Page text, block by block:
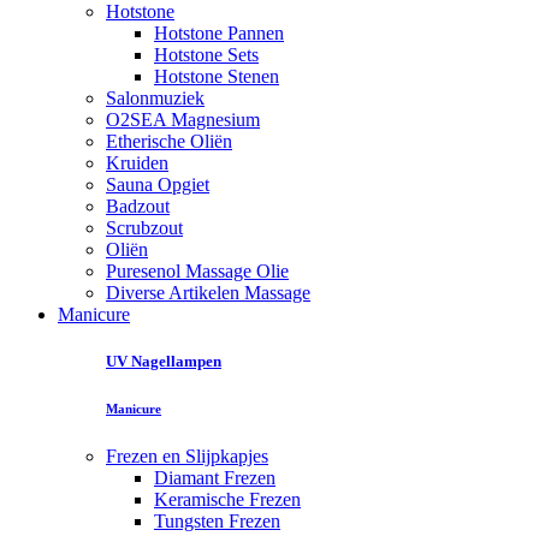
Hotstone
Hotstone Pannen
Hotstone Sets
Hotstone Stenen
Salonmuziek
O2SEA Magnesium
Etherische Oliën
Kruiden
Sauna Opgiet
Badzout
Scrubzout
Oliën
Puresenol Massage Olie
Diverse Artikelen Massage
Manicure
UV Nagellampen
Manicure
Frezen en Slijpkapjes
Diamant Frezen
Keramische Frezen
Tungsten Frezen